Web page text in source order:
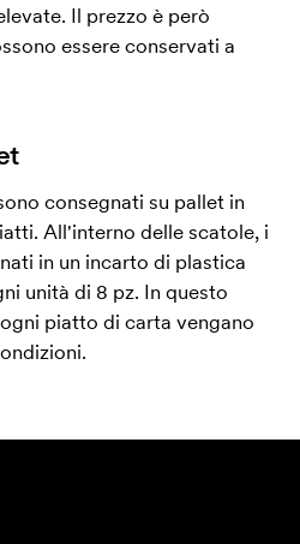
Il prezzo è però
essere conservati a
consegnati su pallet in
All'interno delle scatole, i
in un incarto di plastica
unità di 8 pz. In questo
piatto di carta vengano